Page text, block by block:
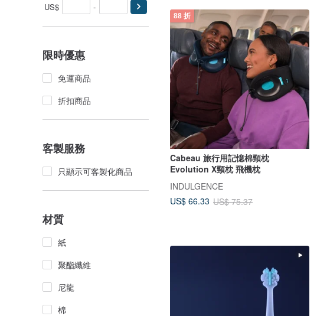
US$ -
限時優惠
免運商品
折扣商品
客製服務
只顯示可客製化商品
材質
紙
聚酯纖維
尼龍
棉
88 折
Cabeau 旅行用記憶棉頸枕
Evolution X頸枕 飛機枕
INDULGENCE
US$ 66.33 US$ 75.37